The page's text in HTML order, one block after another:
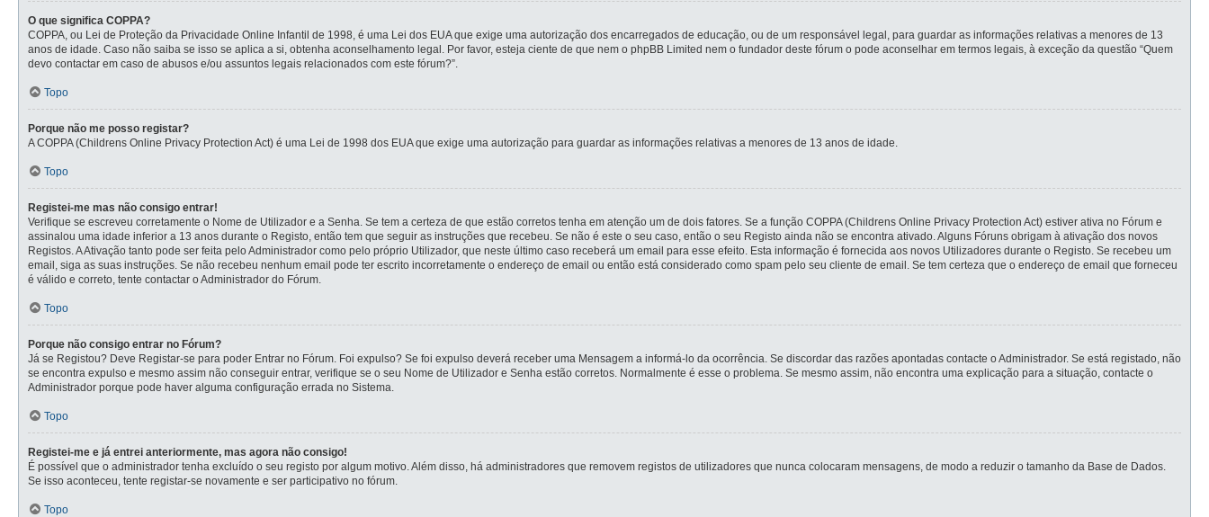
O que significa COPPA?
COPPA, ou Lei de Proteção da Privacidade Online Infantil de 1998, é uma Lei dos EUA que exige uma autorização dos encarregados de educação, ou de um responsável legal, para guardar as informações relativas a menores de 13
anos de idade. Caso não saiba se isso se aplica a si, obtenha aconselhamento legal. Por favor, esteja ciente de que nem o phpBB Limited nem o fundador deste fórum o pode aconselhar em termos legais, à exceção da questão “Quem
devo contactar em caso de abusos e/ou assuntos legais relacionados com este fórum?”.
Topo
Porque não me posso registar?
A COPPA (Childrens Online Privacy Protection Act) é uma Lei de 1998 dos EUA que exige uma autorização para guardar as informações relativas a menores de 13 anos de idade.
Topo
Registei-me mas não consigo entrar!
Verifique se escreveu corretamente o Nome de Utilizador e a Senha. Se tem a certeza de que estão corretos tenha em atenção um de dois fatores. Se a função COPPA (Childrens Online Privacy Protection Act) estiver ativa no Fórum e
assinalou uma idade inferior a 13 anos durante o Registo, então tem que seguir as instruções que recebeu. Se não é este o seu caso, então o seu Registo ainda não se encontra ativado. Alguns Fóruns obrigam à ativação dos novos
Registos. A Ativação tanto pode ser feita pelo Administrador como pelo próprio Utilizador, que neste último caso receberá um email para esse efeito. Esta informação é fornecida aos novos Utilizadores durante o Registo. Se recebeu um
email, siga as suas instruções. Se não recebeu nenhum email pode ter escrito incorretamente o endereço de email ou então está considerado como spam pelo seu cliente de email. Se tem certeza que o endereço de email que forneceu
é válido e correto, tente contactar o Administrador do Fórum.
Topo
Porque não consigo entrar no Fórum?
Já se Registou? Deve Registar-se para poder Entrar no Fórum. Foi expulso? Se foi expulso deverá receber uma Mensagem a informá-lo da ocorrência. Se discordar das razões apontadas contacte o Administrador. Se está registado, não
se encontra expulso e mesmo assim não conseguir entrar, verifique se o seu Nome de Utilizador e Senha estão corretos. Normalmente é esse o problema. Se mesmo assim, não encontra uma explicação para a situação, contacte o
Administrador porque pode haver alguma configuração errada no Sistema.
Topo
Registei-me e já entrei anteriormente, mas agora não consigo!
É possível que o administrador tenha excluído o seu registo por algum motivo. Além disso, há administradores que removem registos de utilizadores que nunca colocaram mensagens, de modo a reduzir o tamanho da Base de Dados.
Se isso aconteceu, tente registar-se novamente e ser participativo no fórum.
Topo